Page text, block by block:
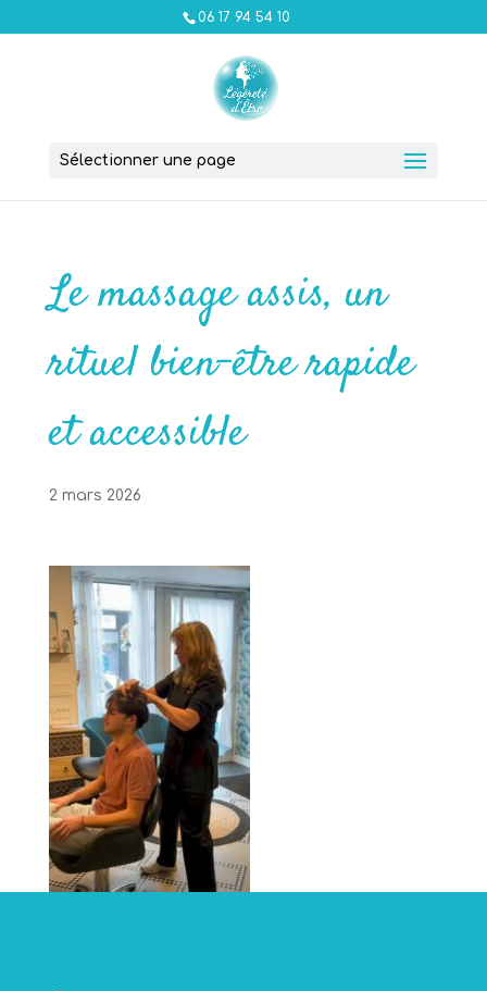
06 17 94 54 10
Sélectionner une page
Le massage assis, un
rituel bien-être rapide
et accessible
2 mars 2026